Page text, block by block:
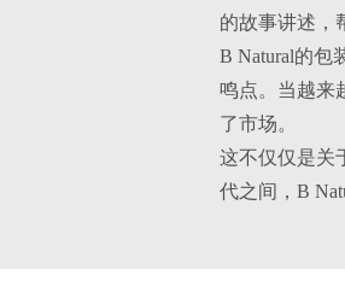
的故事讲述，
B Natural的包
鸣点。当越来
了市场。
这不仅仅是关
代之间，B